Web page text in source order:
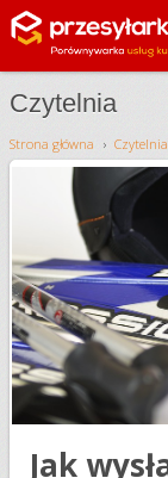
Czytelnia
Strona główna Czytelnia
Jak